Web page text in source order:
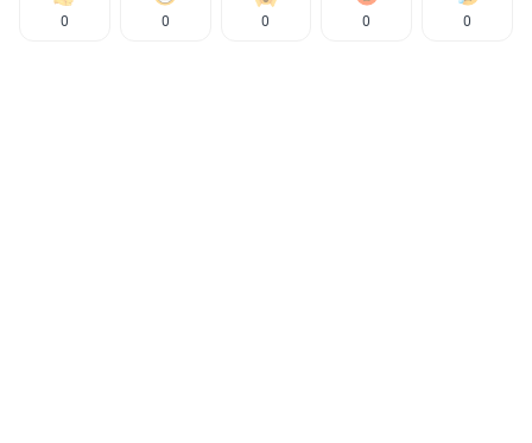
0 0 0 0 0